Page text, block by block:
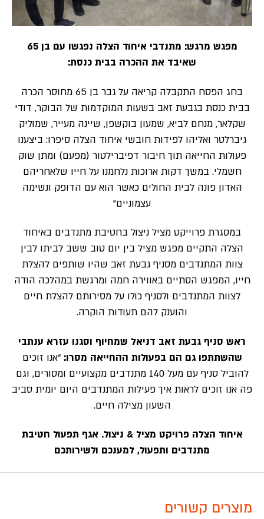
מפגש מרגש: מתנדבי איחוד הצלה נפגשו עם בן 65
שאיבד את ההכרה בבית כנסת:
בחג הפסח התקבלה קריאה על גבר בן 65 מחוסר הכרה
בבית כנסת בגבעת זאב בשעות המוקדמות של הבוקר, דודי
שקלאר, מנחם לביא, שמעון בוקשפן, שיינה מעייר, שמוליק
גיברלטר ואליהו לפידות חובשי איחוד הצלה סיפרו: ביצענו
פעולות החייאה תוך חיבור דפיברילטור (מפעם) ומתן שוק
חשמלי. במשך דקות ארוכות נלחמנו על חייו שלאחריהם
האדון פונה לבית החולים כאשר הוא עם הדופק ונשימה
עצמוניים”
במסגרת פרוייקט מציל ניצול בחטיבת מתנדבים באיחוד
הצלה התקיים מפגש מציל בין יום טוב ששב לביתו לבין
צוות המתנדבים מסניף גבעת זאב שהיו שותפים להצלת
חייו, המפגש הסתיים באווירה חמה ומרגשת במהלכה הודה
לצוות המתנדבים ולסניף כולו על מסירותם להצלת חיים
והוענק להם תעודות הוקרה.
ראש סניף גבעת זאב דניאל שמחיוף וסגנו עזרא ענתבי
שהשתתפו גם הם בפעולות ההחייאה מסרו: “אנו זוכים
להוביל סניף עם מעל 140 מתנדבים מקצועיים ומסורים, וגם
פה אנו זוכים לראות איך פעילות המתנדבים היום יומית סביב
השעון מצילה חיים.
איחוד הצלה פרויקט מציל & ניצול. אגף תפעול חטיבת
מתנדבים ותפעול, למענכם ולשירותכם
מוצרים קשורים